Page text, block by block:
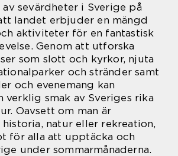
sevärdheter i Sverige på
landet erbjuder en mängd
aktiviteter för en fantastisk
Genom att utforska
som slott och kyrkor, njuta
och stränder samt
och evenemang kan
verklig smak av Sveriges rika
Oavsett om man är
historia, natur eller rekreation,
för alla att upptäcka och
under sommarmånaderna.